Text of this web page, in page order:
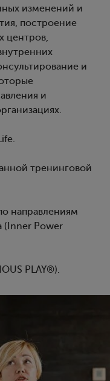
изменений и
построение
центров,
и
и
тренинговой
направлениям
(Inner Power
PLAY®).